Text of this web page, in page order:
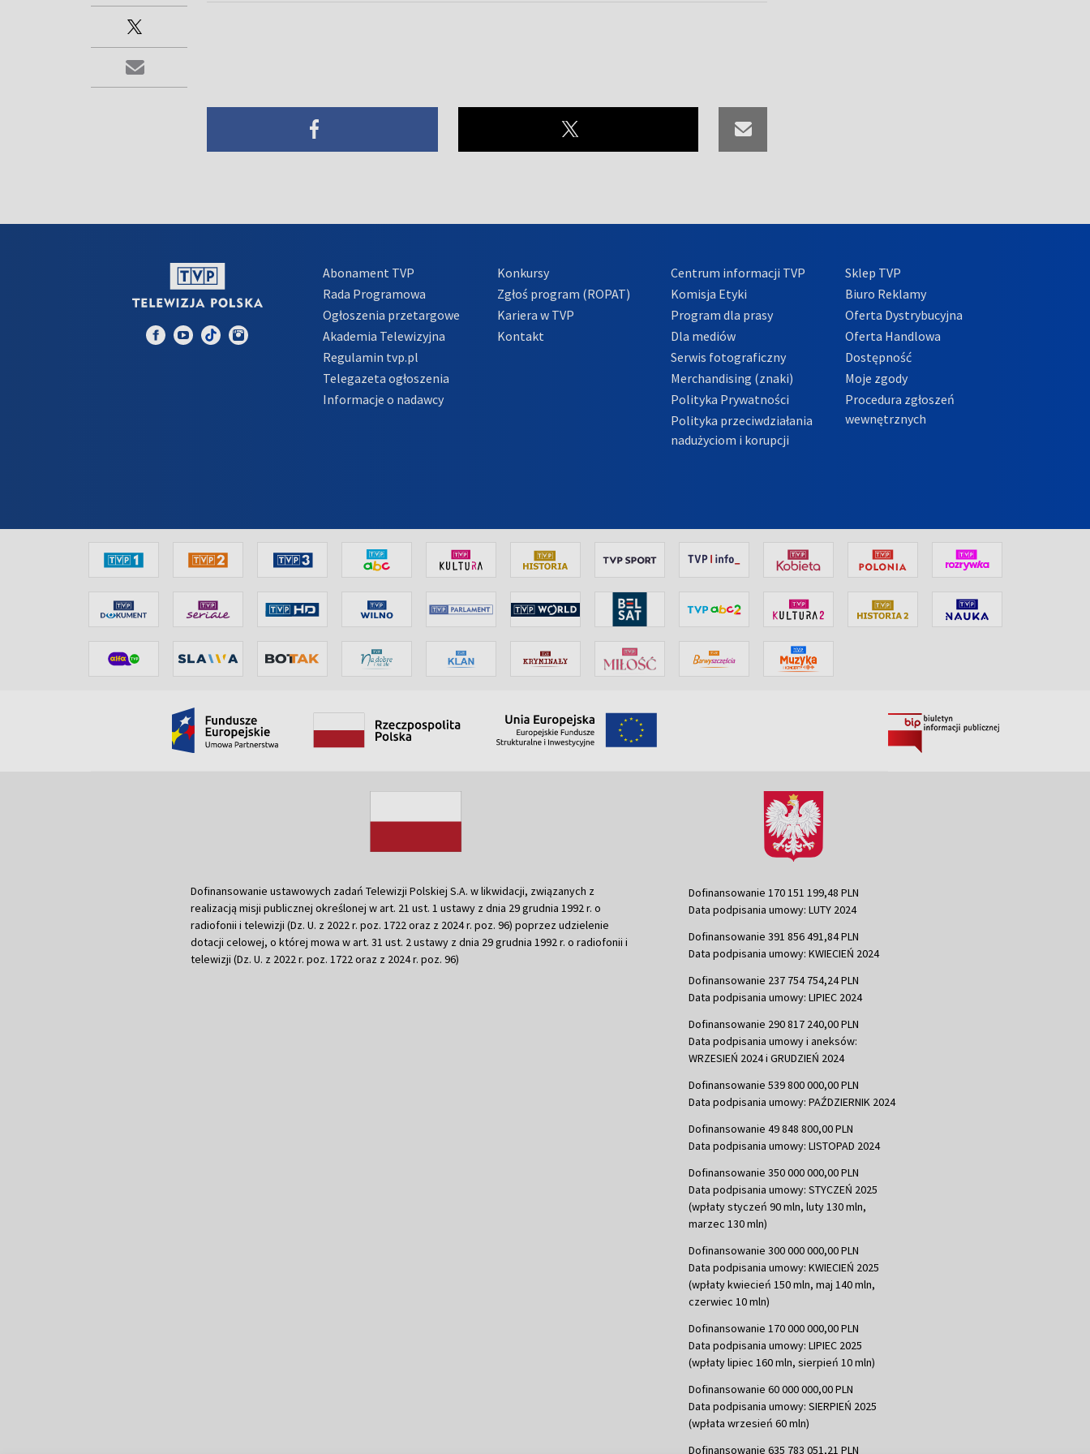
Abonament TVP
Rada Programowa
Ogłoszenia przetargowe
Akademia Telewizyjna
Regulamin tvp.pl
Telegazeta ogłoszenia
Informacje o nadawcy
Konkursy
Zgłoś program (ROPAT)
Kariera w TVP
Kontakt
Centrum informacji TVP
Komisja Etyki
Program dla prasy
Dla mediów
Serwis fotograficzny
Merchandising (znaki)
Polityka Prywatności
Polityka przeciwdziałania
nadużyciom i korupcji
Sklep TVP
Biuro Reklamy
Oferta Dystrybucyjna
Oferta Handlowa
Dostępność
Moje zgody
Procedura zgłoszeń
wewnętrznych
Dofinansowanie ustawowych zadań Telewizji Polskiej S.A. w likwidacji, związanych z
realizacją misji publicznej określonej w art. 21 ust. 1 ustawy z dnia 29 grudnia 1992 r. o
radiofonii i telewizji (Dz. U. z 2022 r. poz. 1722 oraz z 2024 r. poz. 96) poprzez udzielenie
dotacji celowej, o której mowa w art. 31 ust. 2 ustawy z dnia 29 grudnia 1992 r. o radiofonii i
telewizji (Dz. U. z 2022 r. poz. 1722 oraz z 2024 r. poz. 96)
Dofinansowanie 170 151 199,48 PLN
Data podpisania umowy: LUTY 2024
Dofinansowanie 391 856 491,84 PLN
Data podpisania umowy: KWIECIEŃ 2024
Dofinansowanie 237 754 754,24 PLN
Data podpisania umowy: LIPIEC 2024
Dofinansowanie 290 817 240,00 PLN
Data podpisania umowy i aneksów:
WRZESIEŃ 2024 i GRUDZIEŃ 2024
Dofinansowanie 539 800 000,00 PLN
Data podpisania umowy: PAŹDZIERNIK 2024
Dofinansowanie 49 848 800,00 PLN
Data podpisania umowy: LISTOPAD 2024
Dofinansowanie 350 000 000,00 PLN
Data podpisania umowy: STYCZEŃ 2025
(wpłaty styczeń 90 mln, luty 130 mln,
marzec 130 mln)
Dofinansowanie 300 000 000,00 PLN
Data podpisania umowy: KWIECIEŃ 2025
(wpłaty kwiecień 150 mln, maj 140 mln,
czerwiec 10 mln)
Dofinansowanie 170 000 000,00 PLN
Data podpisania umowy: LIPIEC 2025
(wpłaty lipiec 160 mln, sierpień 10 mln)
Dofinansowanie 60 000 000,00 PLN
Data podpisania umowy: SIERPIEŃ 2025
(wpłata wrzesień 60 mln)
Dofinansowanie 635 783 051,21 PLN